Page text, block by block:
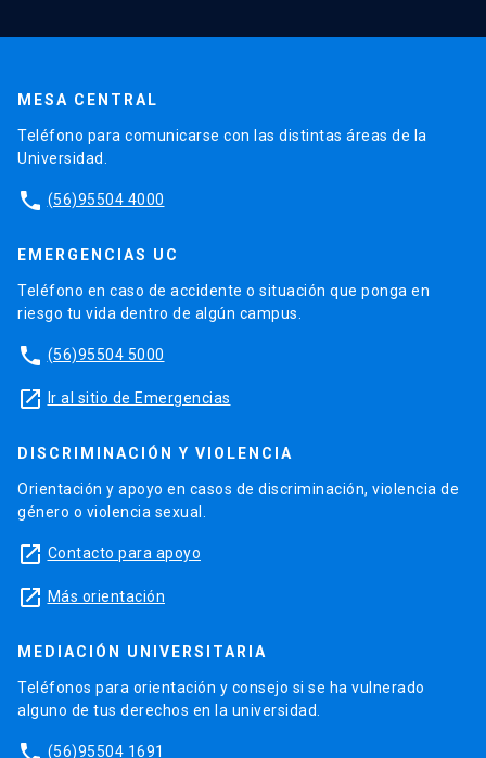
MESA CENTRAL
Teléfono para comunicarse con las distintas áreas de la
Universidad.
phone (56)95504 4000
EMERGENCIAS UC
Teléfono en caso de accidente o situación que ponga en
riesgo tu vida dentro de algún campus.
phone (56)95504 5000
launch Ir al sitio de Emergencias
DISCRIMINACIÓN Y VIOLENCIA
Orientación y apoyo en casos de discriminación, violencia de
género o violencia sexual.
launch Contacto para apoyo
launch Más orientación
MEDIACIÓN UNIVERSITARIA
Teléfonos para orientación y consejo si se ha vulnerado
alguno de tus derechos en la universidad.
(56)95504 1691